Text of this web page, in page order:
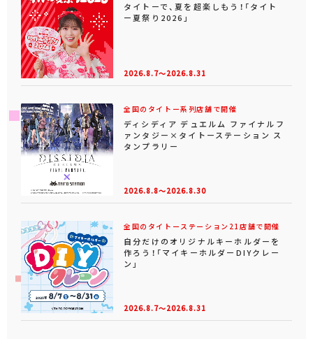
タイトーで、夏を超楽しもう！「タイト
ー夏祭り2026」
2026.8.7～2026.8.31
全国のタイトー系列店舗で開催
ディシディア デュエルム ファイナルフ
ァンタジー×タイトーステーション ス
タンプラリー
2026.8.8～2026.8.30
全国のタイトーステーション21店舗で開催
自分だけのオリジナルキーホルダーを
作ろう！「マイキーホルダーDIYクレー
ン」
2026.8.7～2026.8.31